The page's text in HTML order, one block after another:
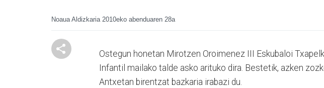
Noaua Aldizkaria 2010eko abenduaren 28a
Ostegun honetan Mirotzen Oroimenez III Eskubaloi
Infantil mailako talde asko arituko dira. Bestetik, azken
Antxetan birentzat bazkaria irabazi du.